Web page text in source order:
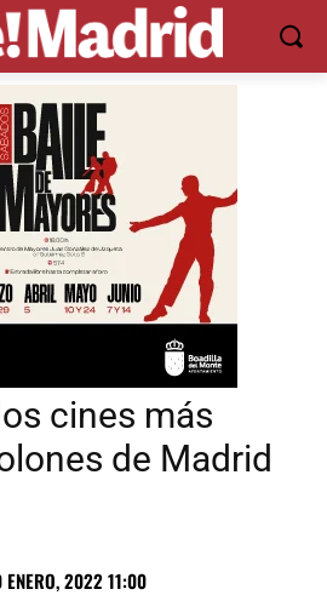
cines más
de Madrid
ENERO, 2022 11:00